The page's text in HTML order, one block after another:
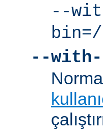
--
--with-